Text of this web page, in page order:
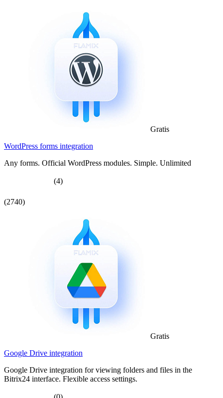
Gratis
WordPress forms integration
Any forms. Official WordPress modules. Simple. Unlimited
(4)
(2740)
Gratis
Google Drive integration
Google Drive integration for viewing folders and files in the
Bitrix24 interface. Flexible access settings.